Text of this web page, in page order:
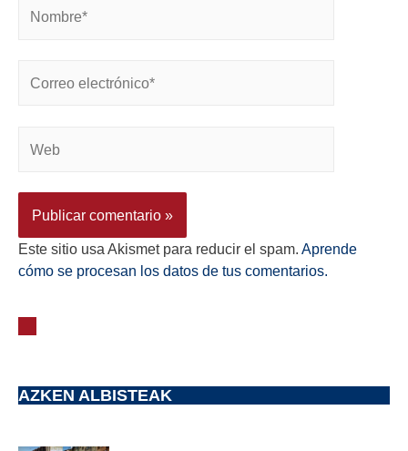
Este sitio usa Akismet para reducir el spam. Aprende
cómo se procesan los datos de tus comentarios.
AZKEN ALBISTEAK